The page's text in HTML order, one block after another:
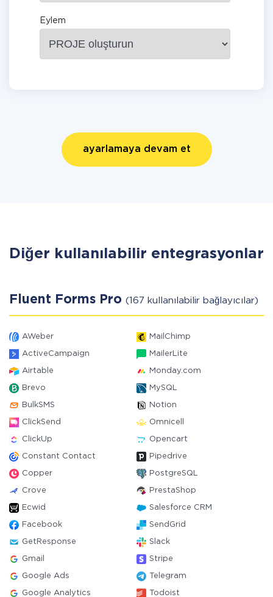
Eylem
ayarlamaya devam et
Diğer kullanılabilir entegrasyonlar
Fluent Forms Pro (167 kullanılabilir bağlayıcılar)
AWeber MailChimp
ActiveCampaign MailerLite
Airtable Monday.com
Brevo MySQL
BulkSMS Notion
ClickSend Omnicell
ClickUp Opencart
Constant Contact Pipedrive
Copper PostgreSQL
Crove PrestaShop
Ecwid Salesforce CRM
Facebook SendGrid
GetResponse Slack
Gmail Stripe
Google Ads Telegram
Google Analytics Todoist